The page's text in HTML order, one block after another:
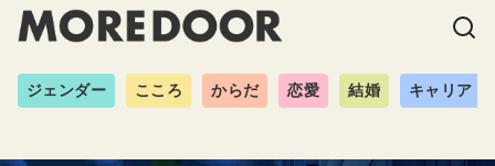
ジェンダー こころ からだ 恋愛 結婚 キャリア